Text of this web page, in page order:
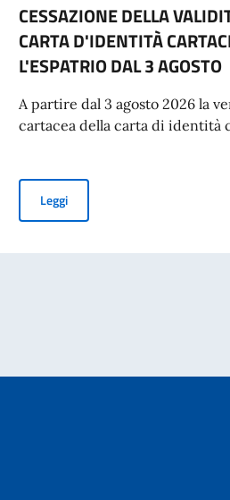
ANALISTA DI MERCATO con
CESSAZIONE DELLA
CARTA D'IDENTITÀ
L'ESPATRIO DAL 3 AGOSTO
A partire dal 3 agosto 2026 la
cartacea della carta di identità
LeggiCESSAZIONE DELLA VALIDITÀ